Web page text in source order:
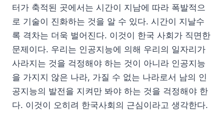
터가 축적된 곳에서는 시간이 지남에 따라 폭발적으
로 기술이 진화하는 것을 알 수 있다. 시간이 지날수
록 격차는 더욱 벌어진다. 이것이 한국 사회가 직면한
문제이다. 우리는 인공지능에 의해 우리의 일자리가
사라지는 것을 걱정해야 하는 것이 아니라 인공지능
을 가지지 않은 나라, 가질 수 없는 나라로서 남의 인
공지능의 발전을 지켜만 봐야 하는 것을 걱정해야 한
다. 이것이 오히려 한국사회의 근심이라고 생각한다.